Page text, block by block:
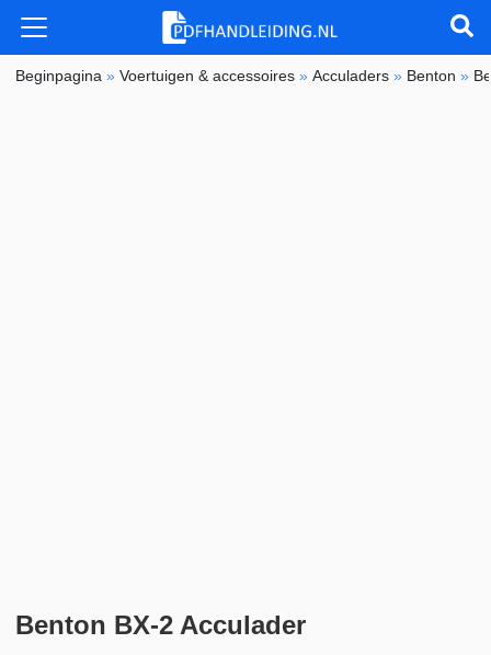
Beginpagina »Voertuigen & accessoires »Acculaders » Benton »
Benton BX-2 Acculader